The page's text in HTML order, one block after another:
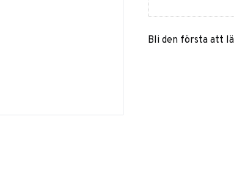
Bli den första att